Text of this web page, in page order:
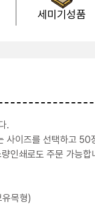
세미기성품
.
사이즈를 선택하고 50
인쇄로도 주문 가능합
목형)